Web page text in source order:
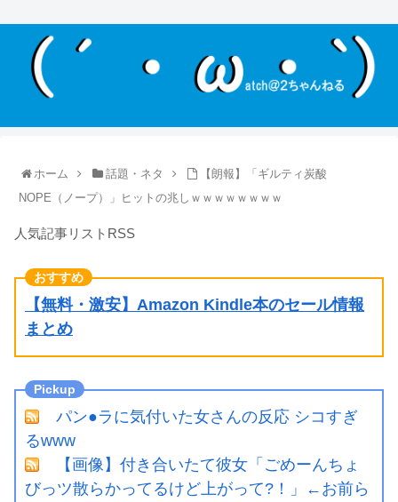
ホーム 話題・ネタ
【朗報】「ギルティ炭酸
NOPE（ノープ）」ヒットの兆しｗｗｗｗｗｗｗｗ
人気記事リストRSS
【無料・激安】Amazon Kindle本のセール情報
まとめ
パン●ラに気付いた女さんの反応 シコすぎ
るwww
【画像】付き合いたて彼女「ごめーんちょ
びっツ散らかってるけど上がって?！」←お前ら